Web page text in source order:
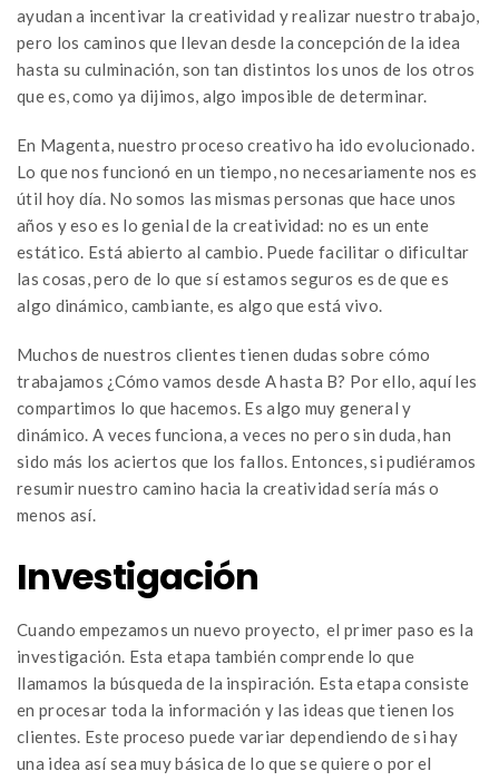
ayudan a incentivar la creatividad y realizar nuestro trabajo,
pero los caminos que llevan desde la concepción de la idea
hasta su culminación, son tan distintos los unos de los otros
que es, como ya dijimos, algo imposible de determinar.
En Magenta, nuestro proceso creativo ha ido evolucionado.
Lo que nos funcionó en un tiempo, no necesariamente nos es
útil hoy día. No somos las mismas personas que hace unos
años y eso es lo genial de la creatividad: no es un ente
estático. Está abierto al cambio. Puede facilitar o dificultar
las cosas, pero de lo que sí estamos seguros es de que es
algo dinámico, cambiante, es algo que está vivo.
Muchos de nuestros clientes tienen dudas sobre cómo
trabajamos ¿Cómo vamos desde A hasta B? Por ello, aquí les
compartimos lo que hacemos. Es algo muy general y
dinámico. A veces funciona, a veces no pero sin duda, han
sido más los aciertos que los fallos. Entonces, si pudiéramos
resumir nuestro camino hacia la creatividad sería más o
menos así.
Investigación
Cuando empezamos un nuevo proyecto, el primer paso es la
investigación. Esta etapa también comprende lo que
llamamos la búsqueda de la inspiración. Esta etapa consiste
en procesar toda la información y las ideas que tienen los
clientes. Este proceso puede variar dependiendo de si hay
una idea así sea muy básica de lo que se quiere o por el